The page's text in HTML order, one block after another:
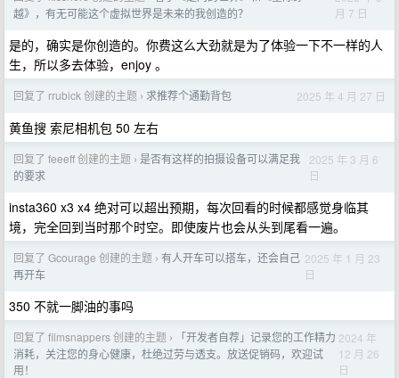
越》，有无可能这个虚拟世界是未来的我创造的？
月 7 日
是的，确实是你创造的。你费这么大劲就是为了体验一下不一样的人
生，所以多去体验，enjoy 。
回复了 rrubick 创建的主题 › 求推荐个通勤背包 2025 年 4 月 27 日
黄鱼搜 索尼相机包 50 左右
回复了 feeeff 创建的主题 › 是否有这样的拍摄设备可以满足我
的要求
2025 年 3 月 6
日
insta360 x3 x4 绝对可以超出预期，每次回看的时候都感觉身临其
境，完全回到当时那个时空。即使废片也会从头到尾看一遍。
回复了 Gcourage 创建的主题 › 有人开车可以搭车，还会自己
再开车
2025 年 1 月 23
日
350 不就一脚油的事吗
回复了 filmsnappers 创建的主题 ›
「开发者自荐」记录您的工作精力
消耗，关注您的身心健康，杜绝过劳与透支。放送促销码，欢迎试
用！
2024 年
12 月 26
日